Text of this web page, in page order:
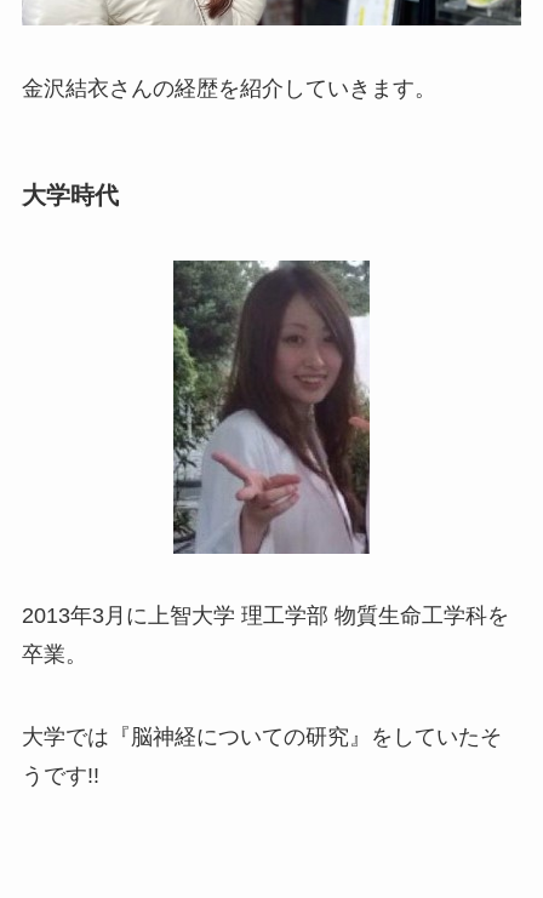
金沢結衣さんの経歴を紹介していきます。
大学時代
2013年3月に上智大学 理工学部 物質生命工学科を
卒業。
大学では『脳神経についての研究』をしていたそ
うです!!